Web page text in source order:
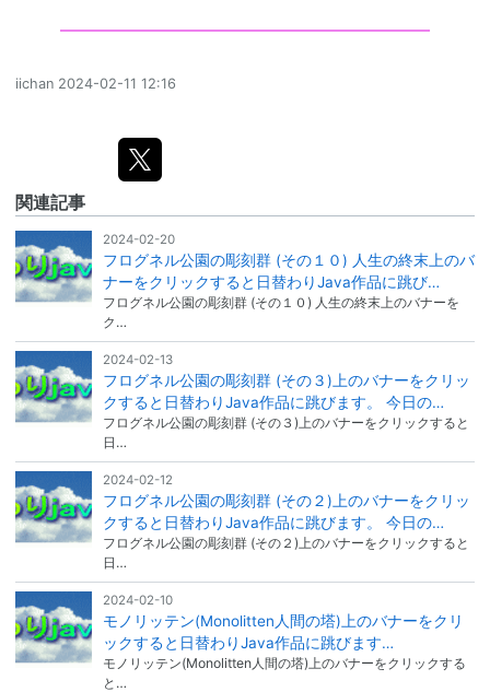
iichan 2024-02-11 12:16
関連記事
2024-02-20
フログネル公園の彫刻群 (その１０) 人生の終末上のバ
ナーをクリックすると日替わりJava作品に跳び…
フログネル公園の彫刻群 (その１０) 人生の終末上のバナーを
ク…
2024-02-13
フログネル公園の彫刻群 (その３)上のバナーをクリッ
クすると日替わりJava作品に跳びます。 今日の…
フログネル公園の彫刻群 (その３)上のバナーをクリックすると
日…
2024-02-12
フログネル公園の彫刻群 (その２)上のバナーをクリッ
クすると日替わりJava作品に跳びます。 今日の…
フログネル公園の彫刻群 (その２)上のバナーをクリックすると
日…
2024-02-10
モノリッテン(Monolitten人間の塔)上のバナーをクリ
ックすると日替わりJava作品に跳びます…
モノリッテン(Monolitten人間の塔)上のバナーをクリックする
と…